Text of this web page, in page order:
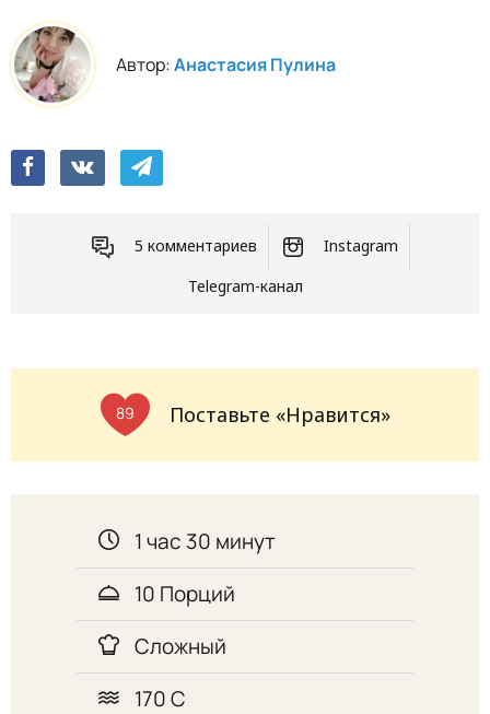
Автор:Анастасия Пулина
5 комментариев
Instagram
Telegram-канал
89 Поставьте «Нравится»
1 час 30 минут
10 Порций
Сложный
170 С